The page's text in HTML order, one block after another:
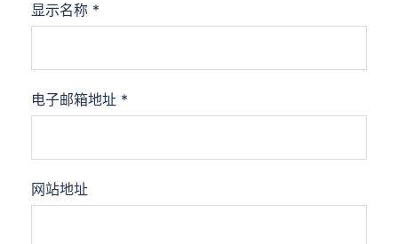
显示名称 *
电子邮箱地址 *
网站地址